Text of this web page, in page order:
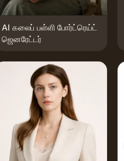
AI கலைப் பள்ளி போர்ட்ரெய்ட்
ஜெனரேட்டர்